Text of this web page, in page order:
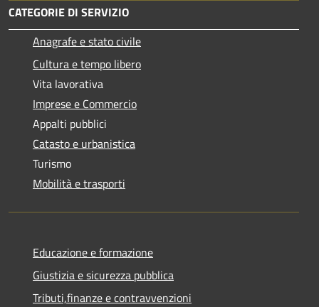
CATEGORIE DI SERVIZIO
Anagrafe e stato civile
Cultura e tempo libero
Vita lavorativa
Imprese e Commercio
Appalti pubblici
Catasto e urbanistica
Turismo
Mobilità e trasporti
Educazione e formazione
Giustizia e sicurezza pubblica
Tributi,finanze e contravvenzioni